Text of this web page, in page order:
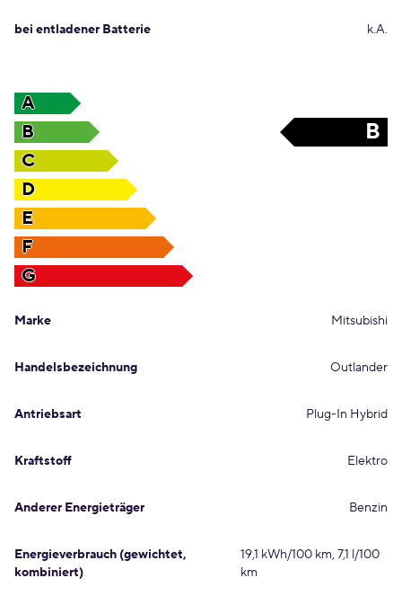
bei entladener Batterie k.A.
A
B
B
C
D
E
F
G
Marke Mitsubishi
Handelsbezeichnung Outlander
Antriebsart Plug-In Hybrid
Kraftstoff Elektro
Anderer Energieträger Benzin
Energieverbrauch (gewichtet,
kombiniert)
19,1 kWh/100 km, 7,1 l/100
km